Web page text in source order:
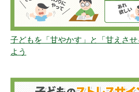
子どもを「甘やかす」と「甘えさ
よう